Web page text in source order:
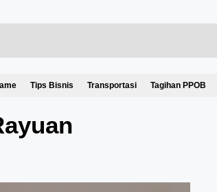
Tips Bisnis Transportasi Tagihan PPOB